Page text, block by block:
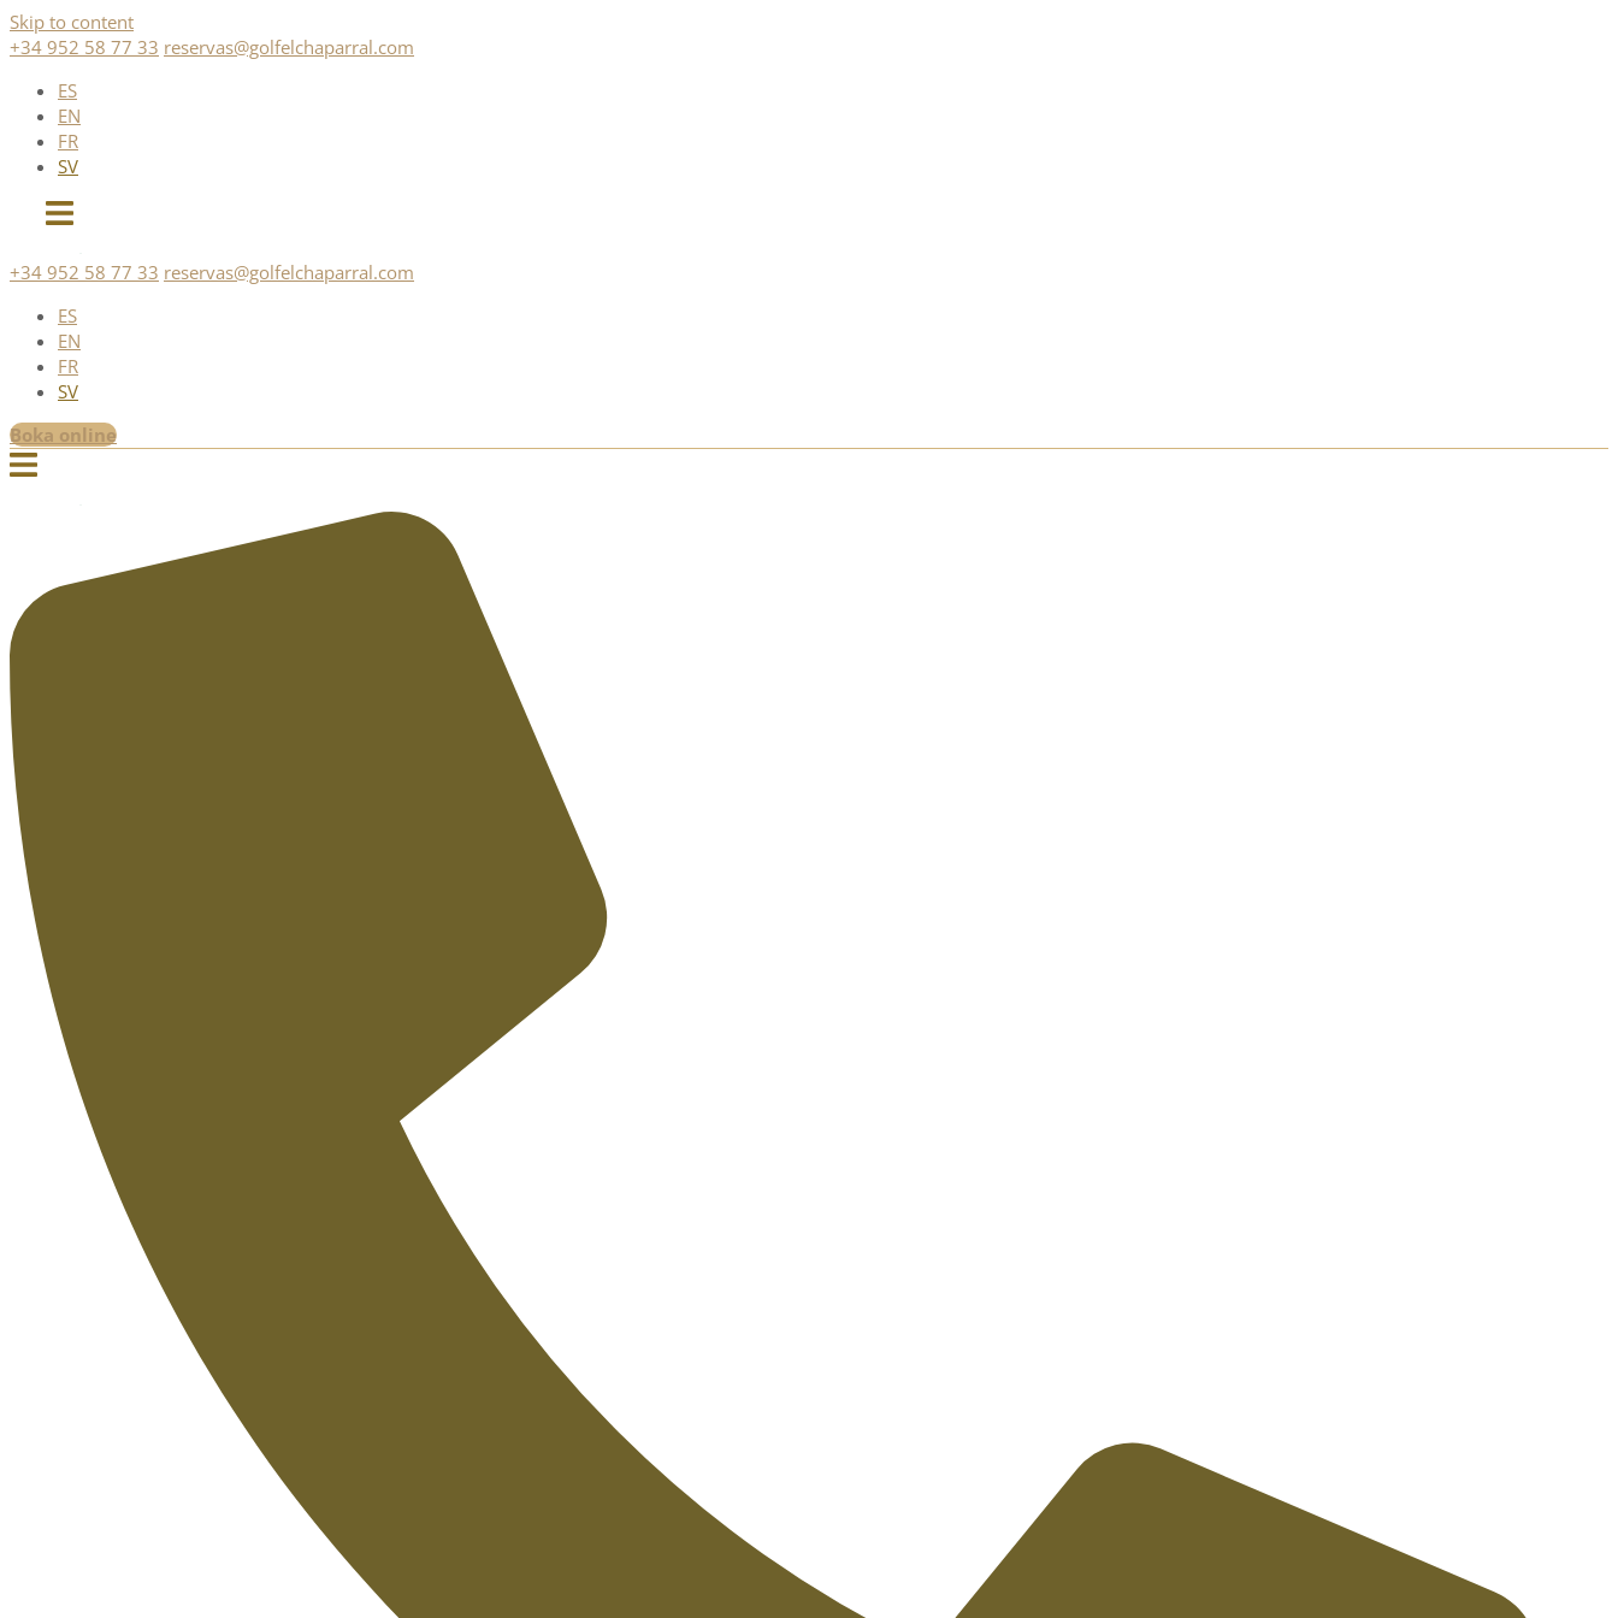
Skip to content
+34 952 58 77 33 reservas@golfelchaparral.com
ES
EN
FR
SV
+34 952 58 77 33 reservas@golfelchaparral.com
ES
EN
FR
SV
Boka online